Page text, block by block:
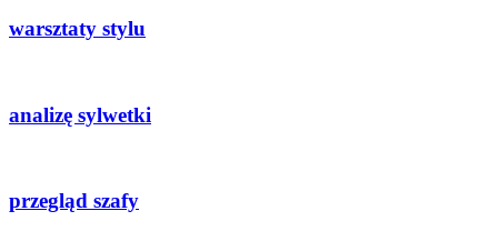
warsztaty stylu
analizę sylwetki
przegląd szafy